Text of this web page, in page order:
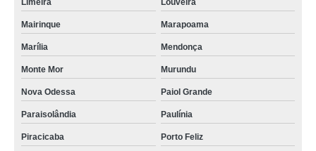
Limeira Louveira
Mairinque Marapoama
Marília Mendonça
Monte Mor Murundu
Nova Odessa Paiol Grande
Paraisolândia Paulínia
Piracicaba Porto Feliz